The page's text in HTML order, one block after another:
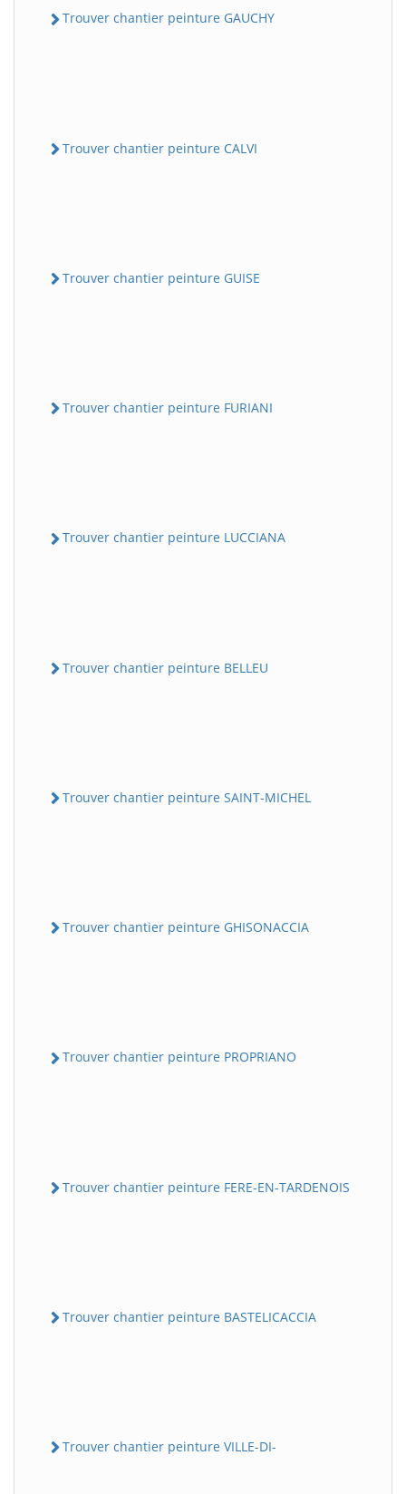
Trouver chantier peinture GAUCHY
Trouver chantier peinture CALVI
Trouver chantier peinture GUISE
Trouver chantier peinture FURIANI
Trouver chantier peinture LUCCIANA
Trouver chantier peinture BELLEU
Trouver chantier peinture SAINT-MICHEL
Trouver chantier peinture GHISONACCIA
Trouver chantier peinture PROPRIANO
Trouver chantier peinture FERE-EN-TARDENOIS
Trouver chantier peinture BASTELICACCIA
Trouver chantier peinture VILLE-DI-